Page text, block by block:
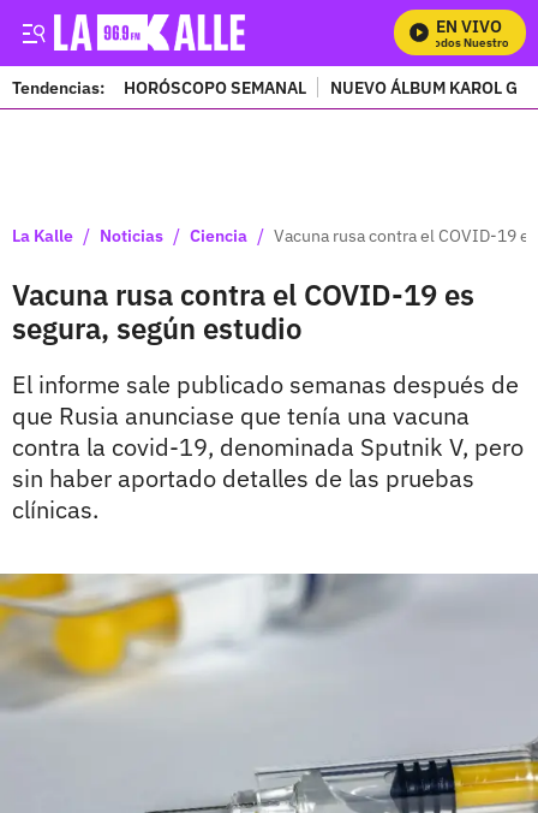
EN VIVO
Mira Todos Nuestros
Tendencias: HORÓSCOPO SEMANAL NUEVO ÁLBUM KAROL G
La Kalle / Noticias / Ciencia / Vacuna rusa contra el COVID-19
Vacuna rusa contra el COVID-19 es
segura, según estudio
El informe sale publicado semanas después de
que Rusia anunciase que tenía una vacuna
contra la covid-19, denominada Sputnik V, pero
sin haber aportado detalles de las pruebas
clínicas.